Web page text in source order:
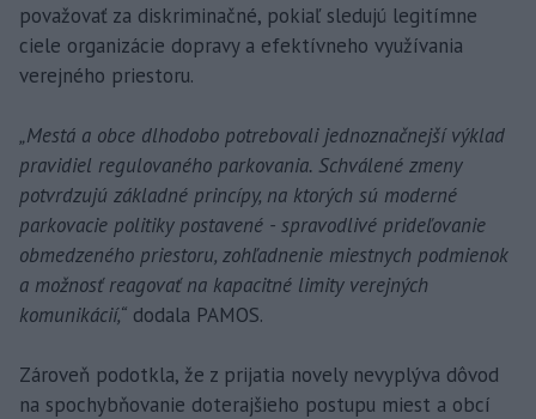
považovať za diskriminačné, pokiaľ sledujú legitímne
ciele organizácie dopravy a efektívneho využívania
verejného priestoru.
„Mestá a obce dlhodobo potrebovali jednoznačnejší výklad
pravidiel regulovaného parkovania. Schválené zmeny
potvrdzujú základné princípy, na ktorých sú moderné
parkovacie politiky postavené - spravodlivé prideľovanie
obmedzeného priestoru, zohľadnenie miestnych podmienok
a možnosť reagovať na kapacitné limity verejných
komunikácií,“ dodala PAMOS.
Zároveň podotkla, že z prijatia novely nevyplýva dôvod
na spochybňovanie doterajšieho postupu miest a obcí